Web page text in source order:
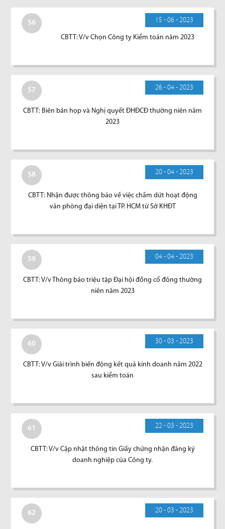
56 15 - 06 - 2023
CBTT: V/v Chọn Công ty Kiểm toán năm 2023
57 26 - 04 - 2023
CBTT: Biên bản họp và Nghị quyết ĐHĐCĐ thường niên năm
2023
58 20 - 04 - 2023
CBTT: Nhận được thông báo về việc chấm dứt hoạt động
văn phòng đại diện tại TP. HCM từ Sở KHĐT
59 04 - 04 - 2023
CBTT: V/v Thông báo triệu tập Đại hội đồng cổ đông thường
niên năm 2023
60 30 - 03 - 2023
CBTT: V/v Giải trình biến động kết quả kinh doanh năm 2022
sau kiểm toán
61 22 - 03 - 2023
CBTT: V/v Cập nhật thông tin Giấy chứng nhận đăng ký
doanh nghiệp của Công ty.
62 20 - 03 - 2023